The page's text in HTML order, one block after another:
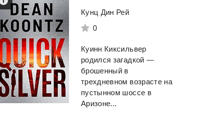
Трансерфинг
реальности
Зеланд Вадим Лутц Марк
Кунц Дин Рей
0
Куинн Киксильвер
родился загадкой —
брошенный в
трехдневном возрасте на
пустынном шоссе в
Аризоне...